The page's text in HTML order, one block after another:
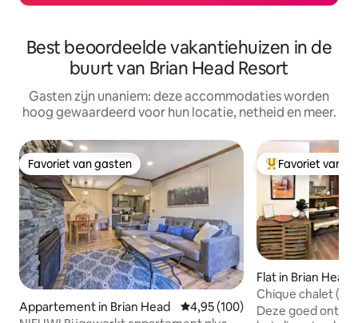
Best beoordeelde vakantiehuizen in de
buurt van Brian Head Resort
Gasten zijn unaniem: deze accommodaties worden
hoog gewaardeerd voor hun locatie, netheid en meer.
Favoriet van gasten
Favoriet van gasten
Appartement in Brian Head Gemiddelde beoordeling van
4,95 (100)
Topfavoriet van
Favoriet van
Flat in Brian Head
Chique chalet
Giant Steps
Deze goed